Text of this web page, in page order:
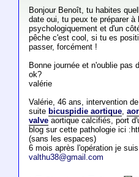
Bonjour Benoît, tu habites
date oui, tu peux te préparer à
psychologiquement et d'un
pêche c'est cool, si tu es
passer, forcément !
Bonne journée et n'oublie pas
ok?
valérie
Valérie, 46 ans, intervention de
suite bicuspidie aortique,
valveaortique calcifiés, port
blog sur cette pathologie ici
(sans les espaces)
6 mois après l'opération je
valthu38@gmail.com